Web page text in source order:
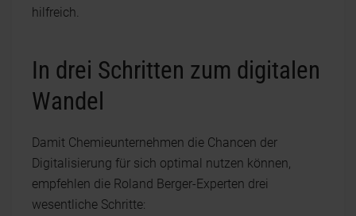
hilfreich.
In drei Schritten zum digitalen
Wandel
Damit Chemieunternehmen die Chancen der
Digitalisierung für sich optimal nutzen können,
empfehlen die Roland Berger-Experten drei
wesentliche Schritte: